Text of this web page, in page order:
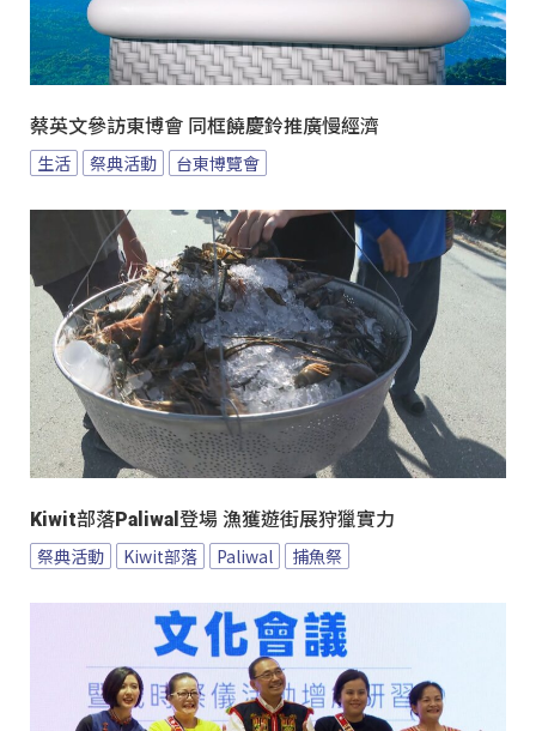
蔡英文參訪東博會 同框饒慶鈴推廣慢經濟
生活 祭典活動 台東博覽會
Kiwit部落Paliwal登場 漁獲遊街展狩獵實力
祭典活動 Kiwit部落 Paliwal 捕魚祭